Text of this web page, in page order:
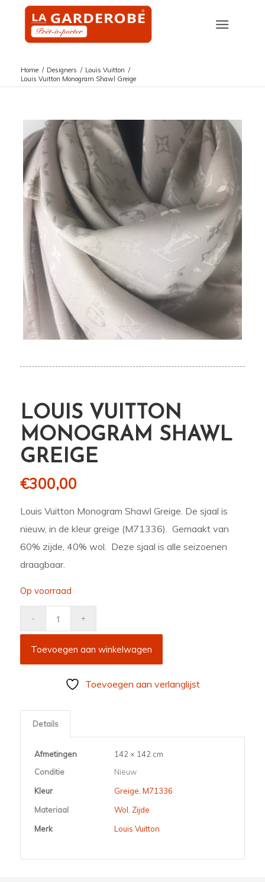
Home / Designers / Louis Vuitton /
Louis Vuitton Monogram Shawl Greige
LOUIS VUITTON
MONOGRAM SHAWL
GREIGE
€300,00
Louis Vuitton Monogram Shawl Greige. De sjaal is
nieuw, in de kleur greige (M71336). Gemaakt van
60% zijde, 40% wol. Deze sjaal is alle seizoenen
draagbaar.
Op voorraad
Toevoegen aan winkelwagen
Toevoegen aan verlanglijst
Details
Afmetingen
142 × 142 cm
Conditie
Nieuw
Kleur
Greige, M71336
Materiaal
Wol, Zijde
Merk
Louis Vuitton